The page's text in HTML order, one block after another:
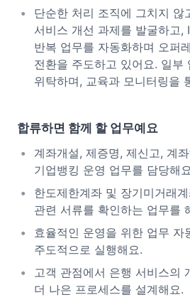
단순한 처리 조직에 그치지 않
서비스 개선 과제를 발굴하고,
반복 업무를 자동화하며 오퍼
전환을 주도하고 있어요. 일부
위탁하며, 교육과 모니터링을
합류하면 함께 할 업무예요
계좌개설, 제증명, 제신고, 계
기업뱅킹 운영 업무를 담당해
한도제한계좌 및 장기미거래
관련 서류를 확인하는 업무를
효율적인 운영을 위한 업무 자
주도적으로 실행해요.
고객 관점에서 은행 서비스의
더 나은 프로세스를 설계해요.